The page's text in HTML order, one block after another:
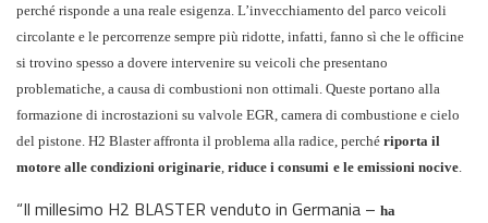
perché risponde a una reale esigenza. L’invecchiamento del parco veicoli
circolante e le percorrenze sempre più ridotte, infatti, fanno sì che le officine
si trovino spesso a dovere intervenire su veicoli che presentano
problematiche, a causa di combustioni non ottimali. Queste portano alla
formazione di incrostazioni su valvole EGR, camera di combustione e cielo
del pistone. H2 Blaster affronta il problema alla radice, perché riporta il
motore alle condizioni originarie riduce i consumi e le emissioni nocive
“Il millesimo H2 BLASTER venduto in Germania – ha